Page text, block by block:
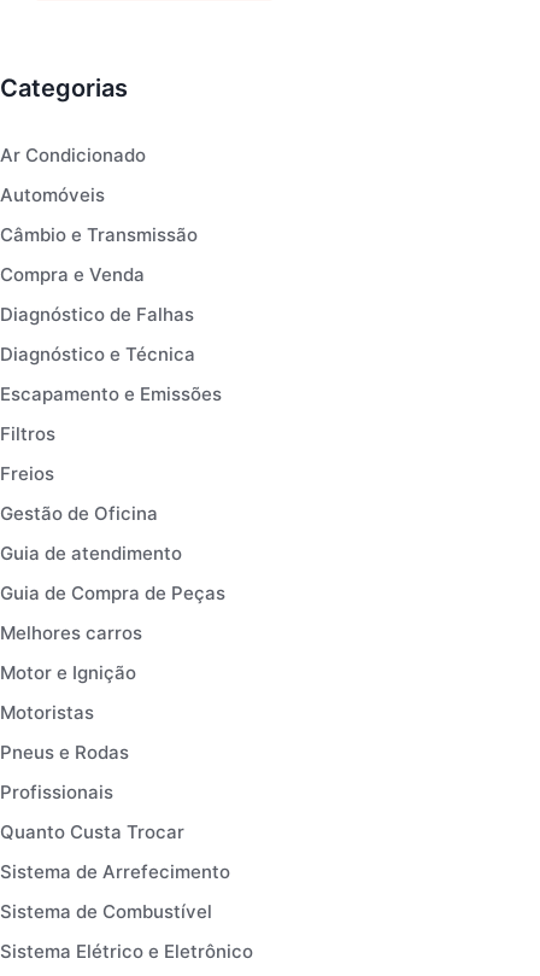
Categorias
Ar Condicionado
Automóveis
Câmbio e Transmissão
Compra e Venda
Diagnóstico de Falhas
Diagnóstico e Técnica
Escapamento e Emissões
Filtros
Freios
Gestão de Oficina
Guia de atendimento
Guia de Compra de Peças
Melhores carros
Motor e Ignição
Motoristas
Pneus e Rodas
Profissionais
Quanto Custa Trocar
Sistema de Arrefecimento
Sistema de Combustível
Sistema Elétrico e Eletrônico